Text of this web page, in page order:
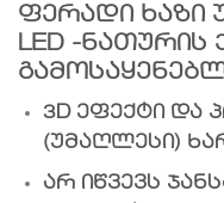
ფერადი ხაზი
LED -ნათურის
3D ეფექტი და
(უმაღლესი)
არ იწვევს